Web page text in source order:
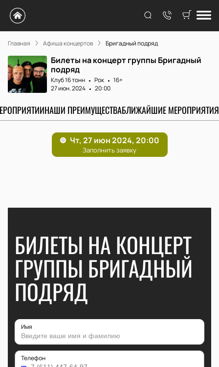
Главная Афиша концертов Бригадный подряд
Билеты на концерт группы Бригадный
подряд
Клуб 16 тонн Рок
16+
27 июн. 2024
20:00
НАШИ ПРЕИМУЩЕСТВАБЛИЖАЙШИЕ МЕРОПРИЯТИЯ
БИЛЕТЫ НА КОНЦЕРТ
ГРУППЫ БРИГАДНЫЙ
ПОДРЯД
Имя
Телефон